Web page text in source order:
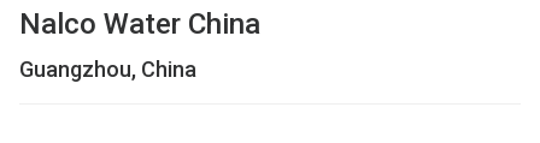
Nalco Water China
Guangzhou, China